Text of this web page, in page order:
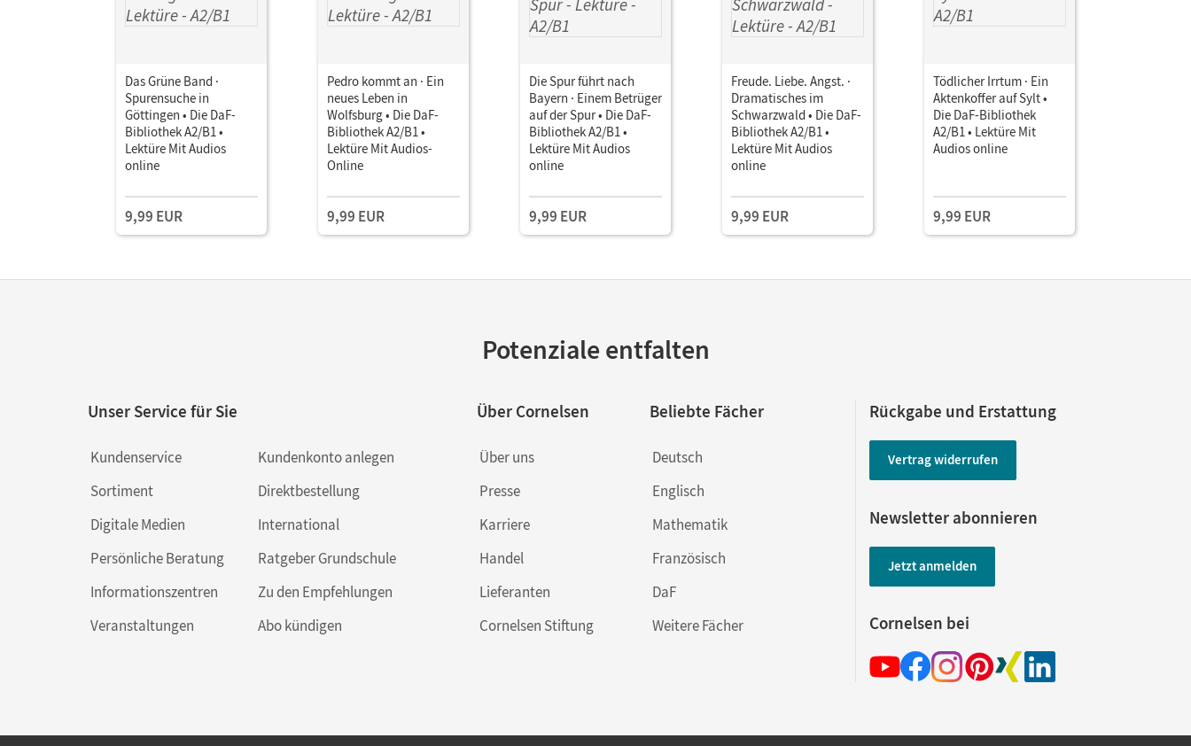
Das Grüne Band ·
Spurensuche in
Göttingen • Die DaF-
Bibliothek A2/B1 •
Lektüre Mit Audios
online
9,99 EUR
Pedro kommt an · Ein
neues Leben in
Wolfsburg • Die DaF-
Bibliothek A2/B1 •
Lektüre Mit Audios-
Online
9,99 EUR
Die Spur führt nach
Bayern · Einem Betrüger
auf der Spur • Die DaF-
Bibliothek A2/B1 •
Lektüre Mit Audios
online
9,99 EUR
Freude. Liebe. Angst. ·
Dramatisches im
Schwarzwald • Die DaF-
Bibliothek A2/B1 •
Lektüre Mit Audios
online
9,99 EUR
Tödlicher Irrtum · Ein
Aktenkoffer auf Sylt •
Die DaF-Bibliothek
A2/B1 • Lektüre Mit
Audios online
9,99 EUR
Potenziale entfalten
Unser Service für Sie
Kundenservice
Sortiment
Digitale Medien
Persönliche Beratung
Informationszentren
Veranstaltungen
Kundenkonto anlegen
Direktbestellung
International
Ratgeber Grundschule
Zu den Empfehlungen
Abo kündigen
Über Cornelsen
Über uns
Presse
Karriere
Handel
Lieferanten
Cornelsen Stiftung
Beliebte Fächer
Deutsch
Englisch
Mathematik
Französisch
DaF
Weitere Fächer
Rückgabe und Erstattung
Vertrag widerrufen
Newsletter abonnieren
Jetzt anmelden
Cornelsen bei